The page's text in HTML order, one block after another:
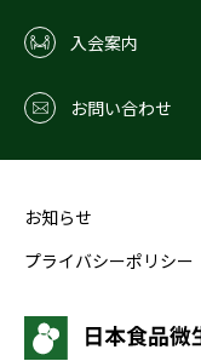
入会案内
お問い合わせ
お知らせ
プライバシーポリシー